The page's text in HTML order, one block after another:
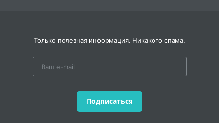
познавательную деятельность обучающихся,
способствует повышению качества образования, а
также закрепить теоретические знания и
Внеклассное занятие предназначено для
преподавателей, работающих с обучающимися
Только полезная информация. Никакого спама.
Подписаться